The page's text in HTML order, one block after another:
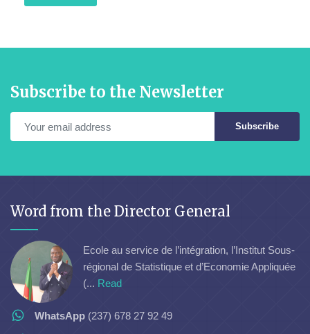
Subscribe to the Newsletter
Subscribe
Word from the Director General
Ecole au service de l’intégration, l’Institut Sous-
régional de Statistique et d’Economie Appliquée
(... Read
WhatsApp (237) 678 27 92 49